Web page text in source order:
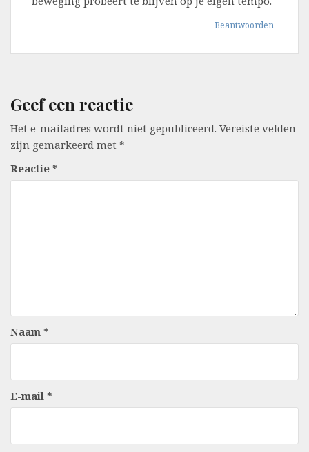
Beantwoorden
Geef een reactie
Het e-mailadres wordt niet gepubliceerd. Vereiste velden
zijn gemarkeerd met *
Reactie *
Naam *
E-mail *